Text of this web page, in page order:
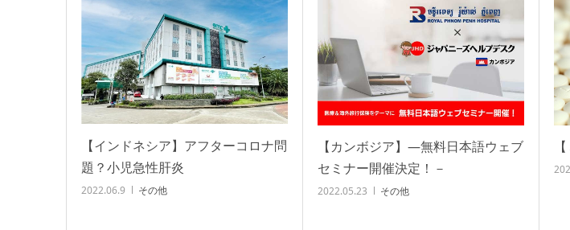
【インドネシア】アフターコロナ問
題？小児急性肝炎
2022.06.9 その他
【カンボジア】—無料日本語ウェブ
セミナー開催決定！－
2022.05.23 その他